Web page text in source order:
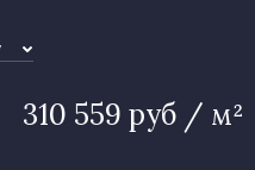
310 559 руб / м²